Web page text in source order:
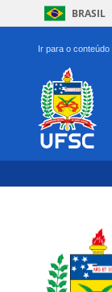
BRASIL
Ir para o conteúdo